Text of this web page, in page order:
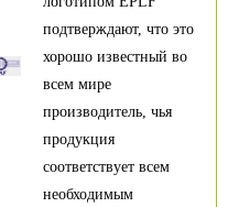
подтверждают, что это
хорошо известный во
всем мире
производитель, чья
продукция
соответствует всем
необходимым